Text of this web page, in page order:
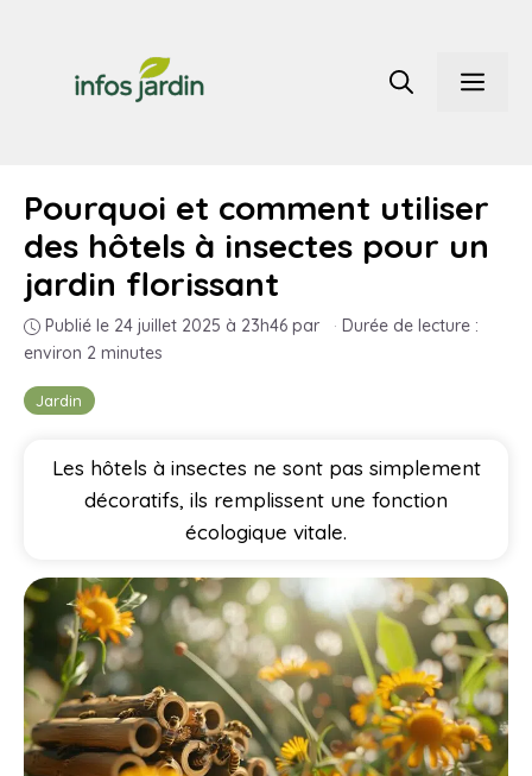
contenu
Jardin
Pourquoi et comment utiliser
des hôtels à insectes pour un
jardin florissant
Publié le 24 juillet 2025 à 23h46 par · Durée de lecture :
environ 2 minutes
Les hôtels à insectes ne sont pas simplement
décoratifs, ils remplissent une fonction
écologique vitale.